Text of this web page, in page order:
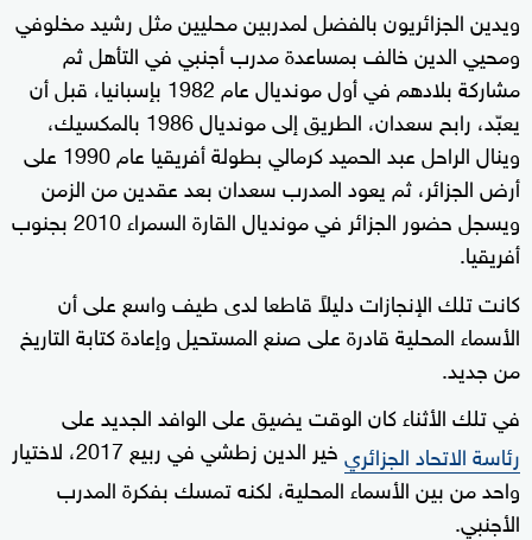
ويدين الجزائريون بالفضل لمدربين محليين مثل رشيد مخلوفي
ومحيي الدين خالف بمساعدة مدرب أجنبي في التأهل ثم
مشاركة بلادهم في أول مونديال عام 1982 بإسبانيا، قبل أن
يعبّد، رابح سعدان، الطريق إلى مونديال 1986 بالمكسيك،
وينال الراحل عبد الحميد كرمالي بطولة أفريقيا عام 1990 على
أرض الجزائر، ثم يعود المدرب سعدان بعد عقدين من الزمن
ويسجل حضور الجزائر في مونديال القارة السمراء 2010 بجنوب
أفريقيا.
كانت تلك الإنجازات دليلاً قاطعا لدى طيف واسع على أن
الأسماء المحلية قادرة على صنع المستحيل وإعادة كتابة التاريخ
من جديد.
في تلك الأثناء كان الوقت يضيق على الوافد الجديد على
رئاسة الاتحاد الجزائري
خير الدين زطشي في ربيع 2017، لاختيار
واحد من بين الأسماء المحلية، لكنه تمسك بفكرة المدرب
الأجنبي.